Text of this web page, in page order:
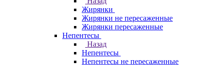
Жирянки
Жирянки не пересаженные
Жирянки пересаженные
Непентесы
Назад
Непентесы
Непентесы не пересаженные